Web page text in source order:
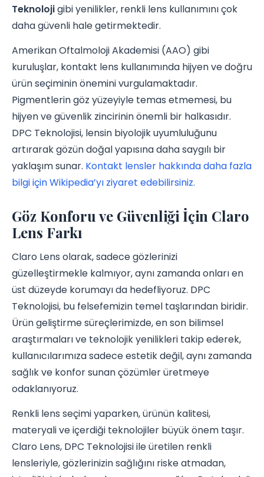
Teknolojigibi yenilikler, renkli lens kullanımını çok
daha güvenli hale getirmektedir.
Amerikan Oftalmoloji Akademisi (AAO) gibi
kuruluşlar, kontakt lens kullanımında hijyen ve doğru
ürün seçiminin önemini vurgulamaktadır.
Pigmentlerin göz yüzeyiyle temas etmemesi, bu
hijyen ve güvenlik zincirinin önemli bir halkasıdır.
DPC Teknolojisi, lensin biyolojik uyumluluğunu
artırarak gözün doğal yapısına daha saygılı bir
yaklaşım sunar. Kontakt lensler hakkında daha fazla
bilgi için Wikipedia’yı ziyaret edebilirsiniz.
Göz Konforu ve Güvenliği İçin Claro
Lens Farkı
Claro Lens olarak, sadece gözlerinizi
güzelleştirmekle kalmıyor, aynı zamanda onları en
üst düzeyde korumayı da hedefliyoruz. DPC
Teknolojisi, bu felsefemizin temel taşlarından biridir.
Ürün geliştirme süreçlerimizde, en son bilimsel
araştırmaları ve teknolojik yenilikleri takip ederek,
kullanıcılarımıza sadece estetik değil, aynı zamanda
sağlık ve konfor sunan çözümler üretmeye
odaklanıyoruz.
Renkli lens seçimi yaparken, ürünün kalitesi,
materyali ve içerdiği teknolojiler büyük önem taşır.
Claro Lens, DPC Teknolojisi ile üretilen renkli
lensleriyle, gözlerinizin sağlığını riske atmadan,